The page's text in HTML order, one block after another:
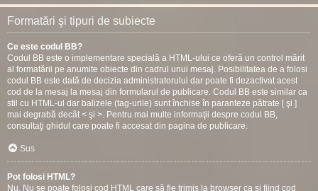
Formatări şi tipuri de subiecte
Ce este codul BB?
Codul BB este o implementare specială a HTML-ului ce oferă un control mărit
al formatării pe anumite obiecte din cadrul unui mesaj. Posibilitatea de a folosi
codul BB este dată de decizia administratorului dar poate fi dezactivat acest
cod de la mesaj la mesaj din formularul de publicare. Codul BB este similar ca
stil cu HTML-ul dar balizele (tag-urile) sunt închise în paranteze pătrate [ şi ]
mai degrabă decât < şi >. Pentru mai multe informaţii despre codul BB,
consultaţi ghidul care poate fi accesat din pagina de publicare.
Sus
Pot folosi HTML?
Nu. Nu se poate folosi cod HTML care să fie trimis la browser ca şi fiind cod